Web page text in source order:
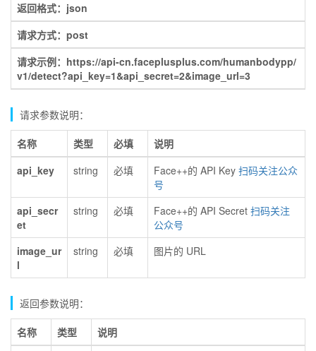
返回格式：json
请求方式：post
请求示例：https://api-cn.faceplusplus.com/humanbodypp/
v1/detect?api_key=1&api_secret=2&image_url=3
请求参数说明：
名称 类型 必填
说明
api_key
string 必填 Face++的 API Key 扫码关注公众
号
api_secr
et
string 必填 Face++的 API Secret 扫码关注
公众号
image_ur
l
string 必填 图片的 URL
返回参数说明：
名称 类型
说明